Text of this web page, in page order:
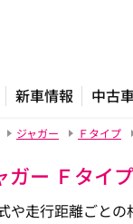
新車情報 中古
ジャガー Ｆタイプ
ガー Ｆタイ
や走行距離ごと